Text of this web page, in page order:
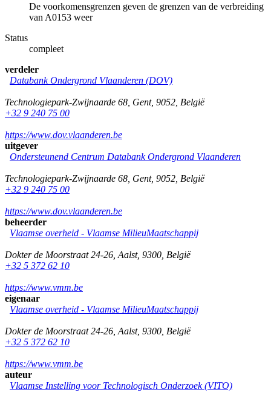
De voorkomensgrenzen geven de grenzen van de verbreiding
van A0153 weer
Status
compleet
verdeler
Databank Ondergrond Vlaanderen (DOV)
Technologiepark-Zwijnaarde 68 Gent, 9052 België
+32 9 240 75 00
https://www.dov.vlaanderen.be
uitgever
Ondersteunend Centrum Databank Ondergrond Vlaanderen
Technologiepark-Zwijnaarde 68 Gent, 9052 België
+32 9 240 75 00
https://www.dov.vlaanderen.be
beheerder
Vlaamse overheid - Vlaamse MilieuMaatschappij
Dokter de Moorstraat 24-26 Aalst, 9300 België
+32 5 372 62 10
https://www.vmm.be
eigenaar
Vlaamse overheid - Vlaamse MilieuMaatschappij
Dokter de Moorstraat 24-26 Aalst, 9300 België
+32 5 372 62 10
https://www.vmm.be
auteur
Vlaamse Instelling voor Technologisch Onderzoek (VITO)